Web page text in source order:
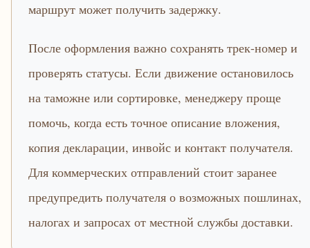
маршрут может получить задержку.
После оформления важно сохранять трек-номер и
проверять статусы. Если движение остановилось
на таможне или сортировке, менеджеру проще
помочь, когда есть точное описание вложения,
копия декларации, инвойс и контакт получателя.
Для коммерческих отправлений стоит заранее
предупредить получателя о возможных пошлинах,
налогах и запросах от местной службы доставки.